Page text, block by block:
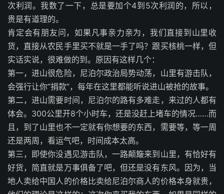
次利润。我数了一下，总是要加个4到5次利润的，所以，
贵是有道理的。
肯定会有朋友问，如果凡事亲力亲为，我们直接到山里收
货，直接从农民手里买不就是一手了吗？跟买核桃一样，但
实话实说，很难做的到。原因有这样几个：
第一，进山很危险，尼泊尔政治局势动荡，山里有游击队，
会强行让你“捐款”，每年在这里都能听说进山被抢的故事。
第二，进山需要时间，尼泊尔的路有多难走，来过的人都有
体会。300公里开8个小时车，还是没赶上堵车的情况……而
且，到了山里也不一定就有你想要的东西，需要等，等一周
还是两周，看运气吧，时间成本太高。
第三，即使你没遇见游击队，一路颠簸来到山里，有恰好有
好货，简直就是万事俱备了吧，但还是没有东风。因为，当
地人卖给中国人的价格比卖给尼泊尔商人的价格本身就贵，